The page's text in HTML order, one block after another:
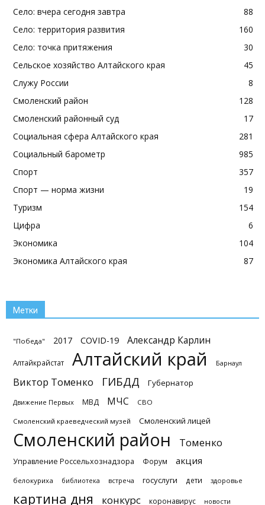
Село: вчера сегодня завтра
88
Село: территория развития
160
Село: точка притяжения
30
Сельское хозяйство Алтайского края
45
Служу России
8
Смоленский район
128
Смоленский районный суд
17
Социальная сфера Алтайского края
281
Социальный барометр
985
Спорт
357
Спорт — норма жизни
19
Туризм
154
Цифра
6
Экономика
104
Экономика Алтайского края
87
Метки
"Победа" 2017 COVID-19 Александр Карлин
Алтайкрайстат Алтайский край Барнаул
Виктор Томенко ГИБДД Губернатор
Движение Первых МВД МЧС СВО
Смоленский краеведческий музей Смоленский лицей
Смоленский район Томенко
Управление Россельхознадзора Форум акция
белокуриха библиотека встреча госуслуги дети здоровье
картина дня конкурс коронавирус новости